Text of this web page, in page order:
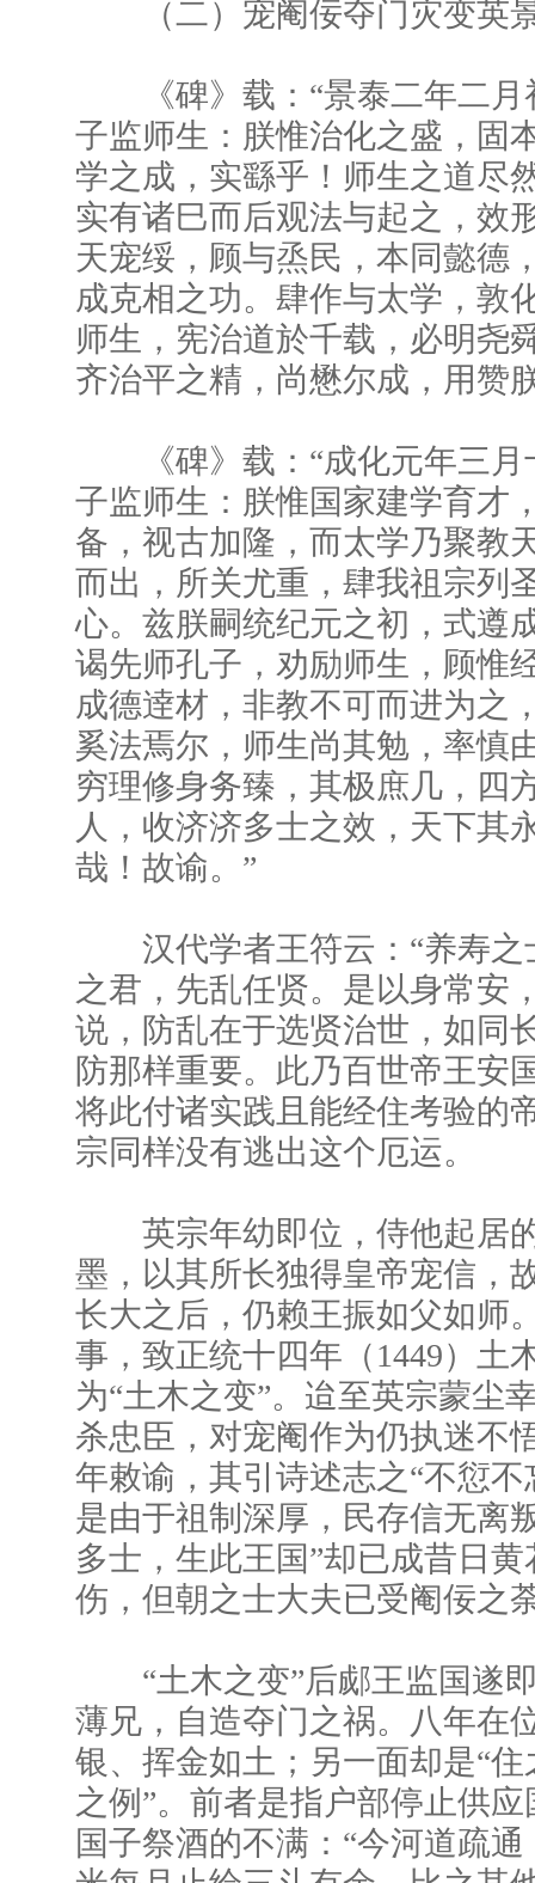
（二）宠阉佞夺门灾变英
《碑》载：“景泰二年二月
子监师生：朕惟治化之盛，固
学之成，实繇乎！师生之道尽
实有诸巳而后观法与起之，效
天宠绥，顾与烝民，本同懿德
成克相之功。肆作与太学，敦
师生，宪治道於千载，必明尧
齐治平之精，尚懋尔成，用赞
《碑》载：“成化元年三月
子监师生：朕惟国家建学育才
备，视古加隆，而太学乃聚教
而出，所关尤重，肆我祖宗列
心。兹朕嗣统纪元之初，式遵
谒先师孔子，劝励师生，顾惟
成德逹材，非教不可而进为之
奚法焉尔，师生尚其勉，率慎
穷理修身务臻，其极庶几，四
人，收济济多士之效，天下其
哉！故谕。”
汉代学者王符云：“养寿之
之君，先乱任贤。是以身常安
说，防乱在于选贤治世，如同
防那样重要。此乃百世帝王安
将此付诸实践且能经住考验的
宗同样没有逃出这个厄运。
英宗年幼即位，侍他起居
墨，以其所长独得皇帝宠信，
长大之后，仍赖王振如父如师
事，致正统十四年（1449）土
为“土木之变”。迨至英宗蒙尘
杀忠臣，对宠阉作为仍执迷不
年敕谕，其引诗述志之“不愆
是由于祖制深厚，民存信无离
多士，生此王国”却已成昔日
伤，但朝之士大夫已受阉佞之
“土木之变”后郕王监国遂
薄兄，自造夺门之祸。八年在
银、挥金如土；另一面却是“住
之例”。前者是指户部停止供
国子祭酒的不满：“今河道疏